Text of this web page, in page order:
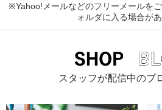
※Yahoo!メールなどのフリーメールを
ォルダに入る場合があ
スタッフが配信中のブ